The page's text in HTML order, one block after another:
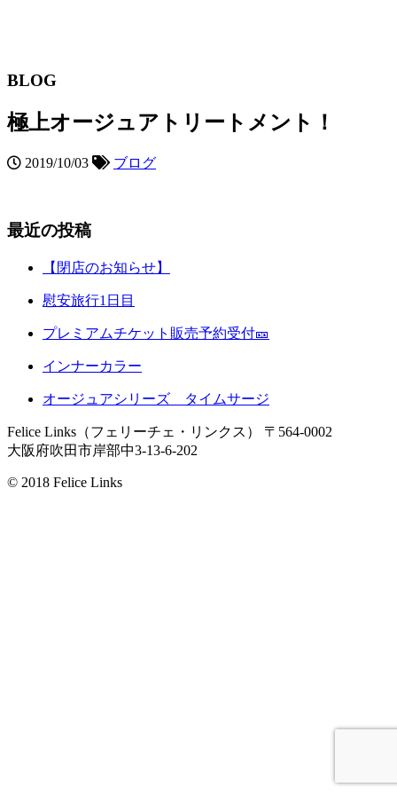
BLOG
極上オージュアトリートメント！
2019/10/03 ブログ
最近の投稿
【閉店のお知らせ】
慰安旅行1日目
プレミアムチケット販売予約受付🎫
インナーカラー
オージュアシリーズ タイムサージ
Felice Links（フェリーチェ・リンクス）
〒564-0002
大阪府吹田市岸部中3-13-6-202
© 2018 Felice Links